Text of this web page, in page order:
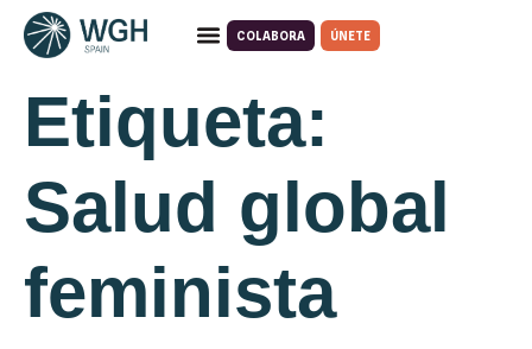
COLABORA ÚNETE
Etiqueta:
Salud global
feminista